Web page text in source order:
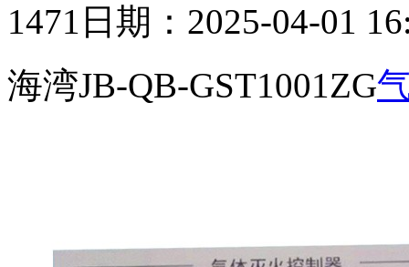
1471 日期：2025-04-01
海湾JB-QB-GST1001ZG